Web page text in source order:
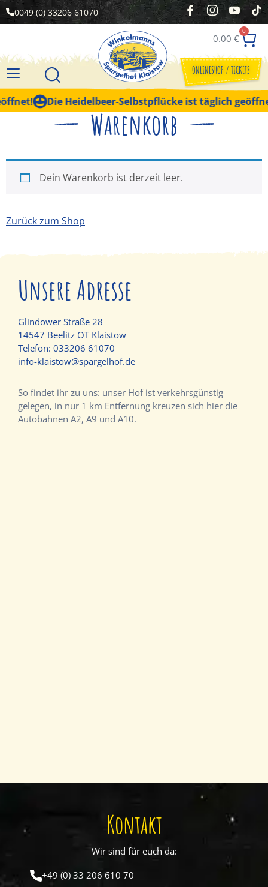
0049 (0) 33206 61070
0.00€
0
ONLINESHOP / TICKETS
Die Heidelbeer-Selbstpflücke ist täglich
Warenkorb
Dein Warenkorb ist derzeit leer.
Zurück zum Shop
Unsere Adresse
Glindower Straße 28
14547 Beelitz OT Klaistow
Telefon: 033206 61070
info-klaistow@spargelhof.de
So findet ihr zu uns: unser Hof ist verkehrsgünstig
gelegen, in nur 1 km Entfernung kreuzen sich hier die
Autobahnen A2, A9 und A10.
Kontakt
Wir sind für euch da:
+49 (0) 33 206 610 70